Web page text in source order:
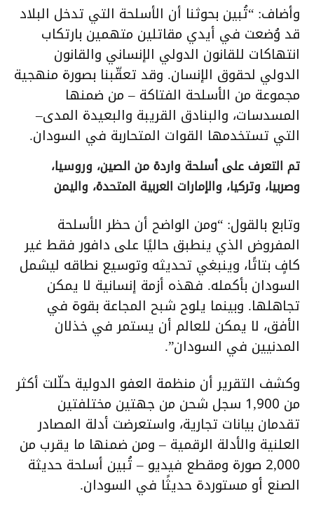
وأضاف: “تُبين بحوثنا أن الأسلحة التي تدخل البلاد
قد وُضعت في أيدي مقاتلين متهمين بارتكاب
انتهاكات للقانون الدولي الإنساني والقانون
الدولي لحقوق الإنسان. وقد تعقّبنا بصورة منهجية
مجموعة من الأسلحة الفتاكة – من ضمنها
المسدسات، والبنادق القريبة والبعيدة المدى–
التي تستخدمها القوات المتحاربة في السودان.
تم التعرف على أسلحة واردة من الصين، وروسيا،
وصربيا، وتركيا، والإمارات العربية المتحدة، واليمن
وتابع بالقول: “ومن الواضح أن حظر الأسلحة
المفروض الذي ينطبق حاليًا على دافور فقط غير
كافٍ بتاتًا، وينبغي تحديثه وتوسيع نطاقه ليشمل
السودان بأكمله. فهذه أزمة إنسانية لا يمكن
تجاهلها. وبينما يلوح شبح المجاعة بقوة في
الأفق، لا يمكن للعالم أن يستمر في خذلان
المدنيين في السودان”.
وكشف التقرير أن منظمة العفو الدولية حلّلت أكثر
من 1,900 سجل شحن من جهتين مختلفتين
تقدمان بيانات تجارية، واستعرضت أدلة المصادر
العلنية والأدلة الرقمية – ومن ضمنها ما يقرب من
2,000 صورة ومقطع فيديو – تُبين أسلحة حديثة
الصنع أو مستوردة حديثًا في السودان.